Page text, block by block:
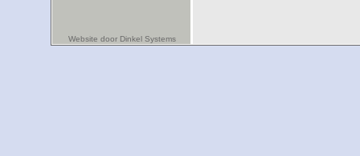
Website door Dinkel Systems